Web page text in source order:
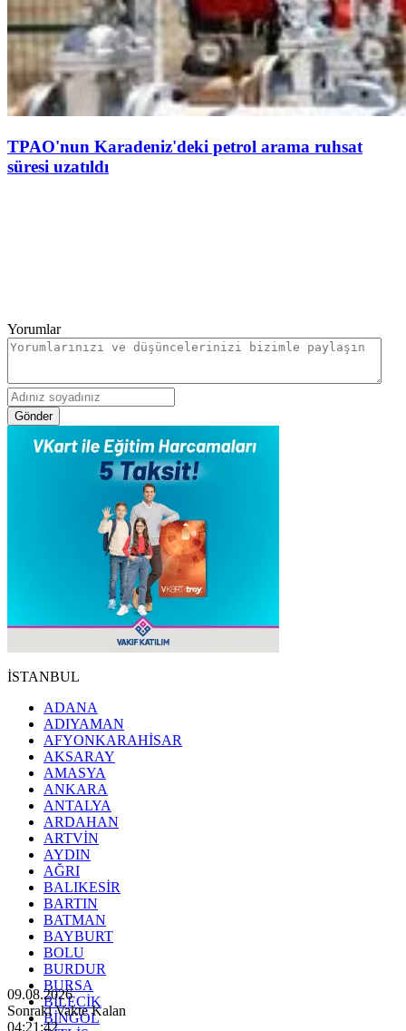
TPAO'nun Karadeniz'deki petrol arama ruhsat
süresi uzatıldı
Yorumlar
Gönder
İSTANBUL
ADANA
ADIYAMAN
AFYONKARAHİSAR
AKSARAY
AMASYA
ANKARA
ANTALYA
ARDAHAN
ARTVİN
AYDIN
AĞRI
BALIKESİR
BARTIN
BATMAN
BAYBURT
BOLU
BURDUR
BURSA
BİLECİK
BİNGÖL
09.08.2026
Sonraki Vakte Kalan
04:21:40